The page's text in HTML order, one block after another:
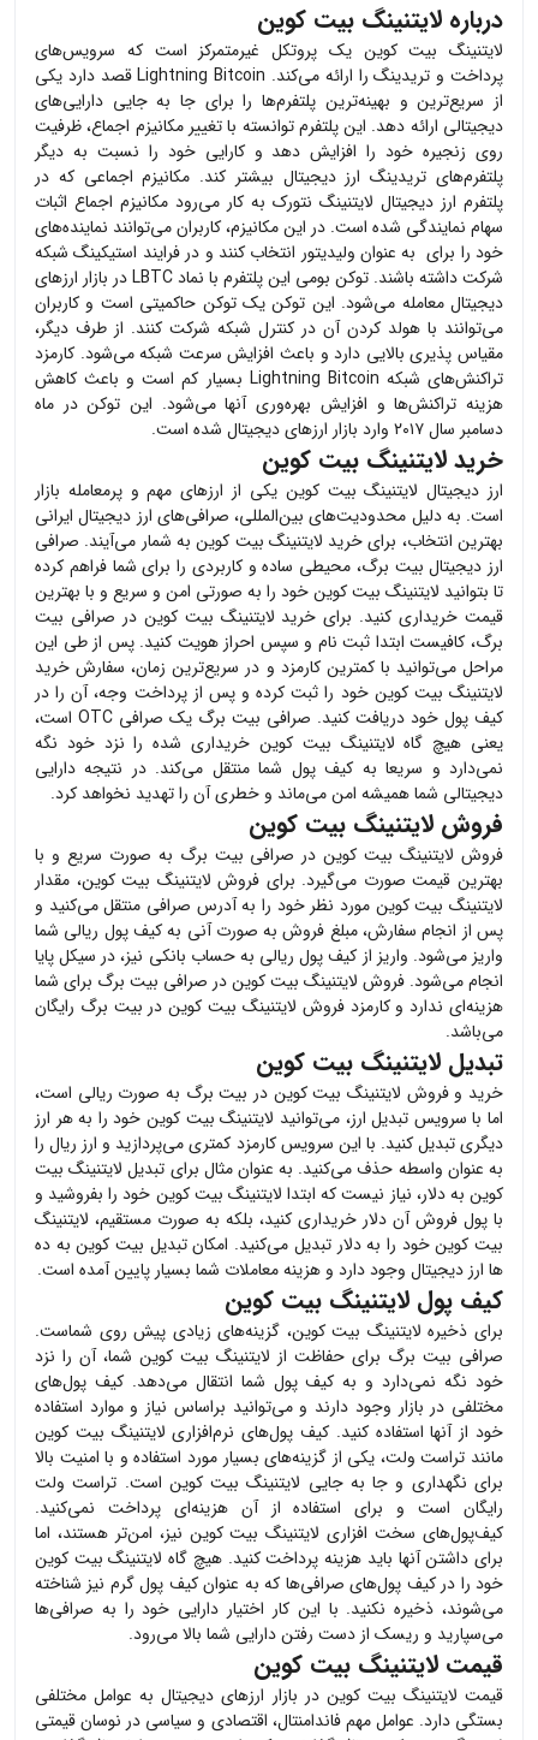
درباره لایتنینگ بیت کوین
لایتنینگ بیت کوین یک پروتکل غیرمتمرکز است که سرویس‌های
پرداخت و تریدینگ را ارائه می‌کند. Lightning Bitcoinقصد دارد یکی
از سریع‌ترین و بهینه‌ترین پلتفرم‌ها را برای جا به جایی دارایی‌های
دیجیتالی ارائه دهد. این پلتفرم توانسته با تغییر مکانیزم اجماع، ظرفیت
روی زنجیره خود را افزایش دهد و کارایی خود را نسبت به دیگر
پلتفرم‌های تریدینگ ارز دیجیتال بیشتر کند. مکانیزم اجماعی که در
پلتفرم ارز دیجیتال لایتنینگ نتورک به کار می‌رود مکانیزم اجماع اثبات
سهام نمایندگی شده است. در این مکانیزم، کاربران می‌توانند نماینده‌های
خود را برای به عنوان ولیدیتور انتخاب کنند و در فرایند استیکینگ شبکه
شرکت داشته باشند. توکن بومی این پلتفرم با نمادLBTCدر بازار ارزهای
دیجیتال معامله می‌شود. این توکن یک توکن حاکمیتی است و کاربران
می‌توانند با هولد کردن آن در کنترل شبکه شرکت کنند. از طرف دیگر،
مقیاس پذیری بالایی دارد و باعث افزایش سرعت شبکه می‌شود. کارمزد
تراکنش‌های شبکه Lightning Bitcoin بسیار کم است و باعث کاهش
هزینه تراکنش‌ها و افزایش بهره‌وری آنها می‌شود. این توکن در ماه
دسامبر سال ۲۰۱۷ وارد بازار ارزهای دیجیتال شده است.
خرید لایتنینگ بیت کوین
ارز دیجیتال لایتنینگ بیت کوین یکی از ارزهای مهم و پرمعامله بازار
است. به دلیل محدودیت‌های بین‌المللی، صرافی‌های ارز دیجیتال ایرانی
بهترین انتخاب، برای خرید لایتنینگ بیت کوینبه شمار می‌آیند. صرافی
ارز دیجیتال بیت برگ، محیطی ساده و کاربردی را برای شما فراهم کرده
تا بتوانید لایتنینگ بیت کوینخود را به صورتی امن و سریع و با بهترین
قیمت خریداری کنید. برای خرید لایتنینگ بیت کوین در صرافی بیت
برگ، کافیست ابتدا ثبت نام و سپس احراز هویت کنید. پس از طی این
مراحل می‌توانید با کمترین کارمزد و در سریع‌ترین زمان، سفارش خرید
لایتنینگ بیت کوین خود را ثبت کرده و پس از پرداخت وجه، آن را در
کیف پول خود دریافت کنید. صرافی بیت برگ یک صرافی OTC است،
یعنی هیچ گاه لایتنینگ بیت کوین خریداری شده را نزد خود نگه
نمی‌دارد و سریعا به کیف پول شما منتقل می‌کند. در نتیجه دارایی
دیجیتالی شما همیشه امن می‌ماند و خطری آن را تهدید نخواهد کرد.
فروش لایتنینگ بیت کوین
فروش لایتنینگ بیت کویندر صرافی بیت برگ به صورت سریع و با
بهترین قیمت صورت می‌گیرد. برای فروش لایتنینگ بیت کوین، مقدار
لایتنینگ بیت کوین مورد نظر خود را به آدرس صرافی منتقل می‌کنید و
پس از انجام سفارش، مبلغ فروش به صورت آنی به کیف پول ریالی شما
واریز می‌شود. واریز از کیف پول ریالی به حساب بانکی نیز، در سیکل پایا
انجام می‌شود. فروش لایتنینگ بیت کویندر صرافی بیت برگ برای شما
هزینه‌ای ندارد و کارمزد فروش لایتنینگ بیت کویندر بیت برگ رایگان
می‌باشد.
تبدیل لایتنینگ بیت کوین
خرید و فروش لایتنینگ بیت کوین در بیت برگ به صورت ریالی است،
اما با سرویس تبدیل ارز، می‌توانید لایتنینگ بیت کوینخود را به هر ارز
دیگری تبدیل کنید. با این سرویس کارمزد کمتری می‌پردازید و ارز ریال را
به عنوان واسطه حذف می‌کنید. به عنوان مثال برای تبدیل لایتنینگ بیت
کوینبه دلار، نیاز نیست که ابتدا لایتنینگ بیت کوین خود را بفروشید و
با پول فروش آن دلار خریداری کنید، بلکه به صورت مستقیم، لایتنینگ
بیت کوینخود را به دلار تبدیل می‌کنید. امکان تبدیل بیت کوین به ده
ها ارز دیجیتال وجود دارد و هزینه معاملات شما بسیار پایین آمده است.
کیف پول لایتنینگ بیت کوین
برای ذخیره لایتنینگ بیت کوین، گزینه‌های زیادی پیش روی شماست.
صرافی بیت برگ برای حفاظت از لایتنینگ بیت کوین شما، آن را نزد
خود نگه نمی‌دارد و به کیف پول شما انتقال می‌دهد. کیف پول‌های
مختلفی در بازار وجود دارند و می‌توانید براساس نیاز و موارد استفاده
خود از آنها استفاده کنید. کیف پول‌های نرم‌افزاری لایتنینگ بیت کوین
مانند تراست ولت، یکی از گزینه‌های بسیار مورد استفاده و با امنیت بالا
برای نگهداری و جا به جایی لایتنینگ بیت کوین است. تراست ولت
رایگان است و برای استفاده از آن هزینه‌ای پرداخت نمی‌کنید.
کیف‌پول‌های سخت افزاری لایتنینگ بیت کوین نیز، امن‌تر هستند، اما
برای داشتن آنها باید هزینه پرداخت کنید. هیچ گاه لایتنینگ بیت کوین
خود را در کیف پول‌های صرافی‌ها که به عنوان کیف پول گرم نیز شناخته
می‌شوند، ذخیره نکنید. با این کار اختیار دارایی خود را به صرافی‌ها
می‌سپارید و ریسک از دست رفتن دارایی شما بالا می‌رود.
قیمت لایتنینگ بیت کوین
قیمت لایتنینگ بیت کوین در بازار ارزهای دیجیتال به عوامل مختلفی
بستگی دارد. عوامل مهم فاندامنتال، اقتصادی و سیاسی در نوسان قیمتی